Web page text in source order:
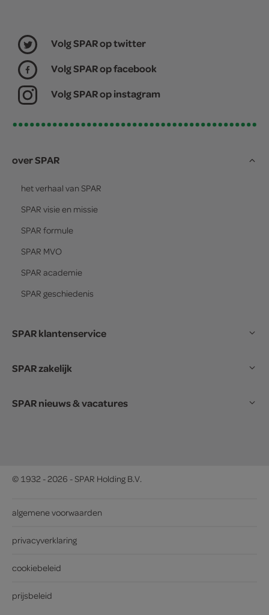
Volg SPAR op twitter
Volg SPAR op facebook
Volg SPAR op instagram
over SPAR
het verhaal van SPAR
SPAR visie en missie
SPAR formule
SPAR MVO
SPAR academie
SPAR geschiedenis
SPAR klantenservice
SPAR zakelijk
SPAR nieuws & vacatures
© 1932 - 2026 - SPAR Holding B.V.
algemene voorwaarden
privacyverklaring
cookiebeleid
prijsbeleid